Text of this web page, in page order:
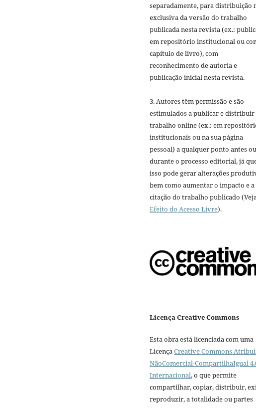
separadamente, para distribuição
exclusiva da versão do trabalho
publicada nesta revista (ex.:
em repositório institucional ou
capítulo de livro), com
reconhecimento de autoria e
publicação inicial nesta revista.
3. Autores têm permissão e são
estimulados a publicar e distribuir
trabalho online (ex.: em
institucionais ou na sua página
pessoal) a qualquer ponto antes ou
durante o processo editorial, já
isso pode gerar alterações
bem como aumentar o impacto e a
citação do trabalho publicado
Efeito do Acesso Livre).
Licença Creative Commons
Esta obra está licenciada com uma
LicençaCreative Commons
NãoComercial-CompartilhaIgual
Internacional, o que permite
compartilhar, copiar, distribuir,
reproduzir, a totalidade ou partes